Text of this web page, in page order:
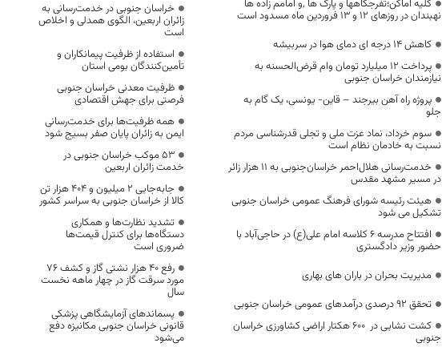
کلیه اماکن؛تفرجگاهها و پارک ها ,و امامم زاده ها
نهبندان در روزهای 12 و 13 فروردین ماه مسدود است
کاهش ۱۴ درجه ای دمای هوا در سربیشه
پرداخت ۱۲ میلیارد تومان وام قرض‌الحسنه به
نیازمندان خراسان جنوبی
پروژه راه آهن بیرجند – قاین- یونسی، یک گام به
جلو
سوم خرداد، نماد عزت ملی و تجلی قدرشناسی مردم
نسبت به خادمان نظام است
خدمت‌رسانی هلال‌احمر خراسان‌جنوبی به ۱۱ هزار زائر
در مسیر مشهد مقدس
هیئت رئیسه شورای فرهنگ عمومی خراسان جنوبی
تشکیل می شود
افتتاح مدرسه ۶ کلاسه امام علی(ع) در حاجی‌آباد با
حضور وزیر دادگستری
مدیریت بحران در باران های بهاری
تحقق 92 درصدی درآمدهای عمومی خراسان جنوبی
کشت نشایی در ۶۰۰ هکتار اراضی کشاورزی خراسان
جنوبی
خراسان جنوبی در خدمت‌رسانی به
زائران اربعین، الگوی همدلی و اخلاص
است
استفاده از ظرفیت پیمانکاران و
تأمین‌کنندگان بومی استان
ظرفیت معدنی خراسان جنوبی
فرصتی برای جهش اقتصادی
همه ظرفیت‌ها برای خدمت‌رسانی
ایمن به زائران پایان صفر بسیج شود
53 موکب خراسان جنوبی در
خدمت زائران اربعین
جابه‌جایی 2 میلیون و 404 هزار تن
کالا از خراسان جنوبی به سراسر کشور
تشدید نظارت‌ها و همکاری
دستگاه‌ها برای کنترل قیمت‌ها
ضروری است
رفع 40 هزار نشتی گاز و کشف 76
مورد سرقت گاز در چهار ماهه نخست
سال
پسماندهای آزمایشگاهی پزشکی
قانونی خراسان جنوبی مکانیزه دفع
می‌شود